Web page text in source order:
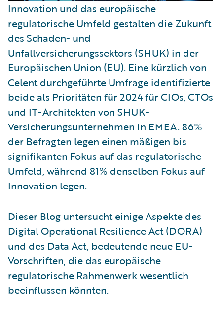
Innovation und das europäische
regulatorische Umfeld gestalten die Zukunft
des Schaden- und
Unfallversicherungssektors (SHUK) in der
Europäischen Union (EU). Eine kürzlich von
Celent durchgeführte Umfrage identifizierte
beide als Prioritäten für 2024 für CIOs, CTOs
und IT-Architekten von SHUK-
Versicherungsunternehmen in EMEA. 86%
der Befragten legen einen mäßigen bis
signifikanten Fokus auf das regulatorische
Umfeld, während 81% denselben Fokus auf
Innovation legen.
Dieser Blog untersucht einige Aspekte des
Digital Operational Resilience Act (DORA)
und des Data Act, bedeutende neue EU-
Vorschriften, die das europäische
regulatorische Rahmenwerk wesentlich
beeinflussen könnten.